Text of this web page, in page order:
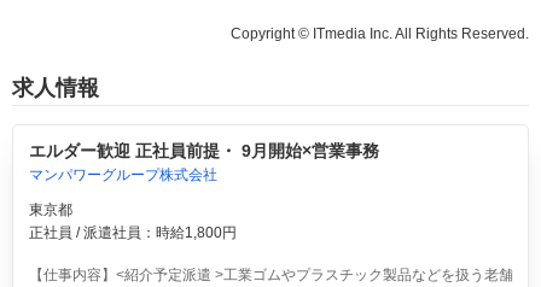
Copyright © ITmedia Inc. All Rights Reserved.
求人情報
エルダー歓迎 正社員前提・ 9月開始×営業事務
マンパワーグループ株式会社
東京都
正社員 / 派遣社員：時給1,800円
【仕事内容】<紹介予定派遣 >工業ゴムやプラスチック製品などを扱う老舗